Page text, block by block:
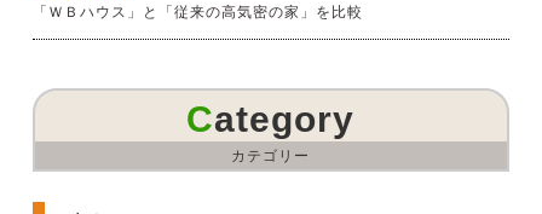
「ＷＢハウス」と「従来の高気密の家」を比較
Category
カテゴリー